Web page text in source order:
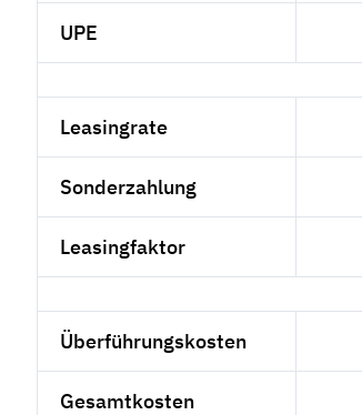
UPE
Leasingrate
Sonderzahlung
Leasingfaktor
Überführungskosten
Gesamtkosten